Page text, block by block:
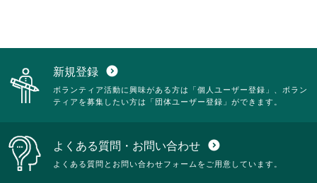
新規登録 expand_circle_down
ボランティア活動に興味がある方は「個人ユーザー登録」、ボラン
ティアを募集したい方は「団体ユーザー登録」ができます。
よくある質問・お問い合わせ expand_circle_down
よくある質問とお問い合わせフォームをご用意しています。